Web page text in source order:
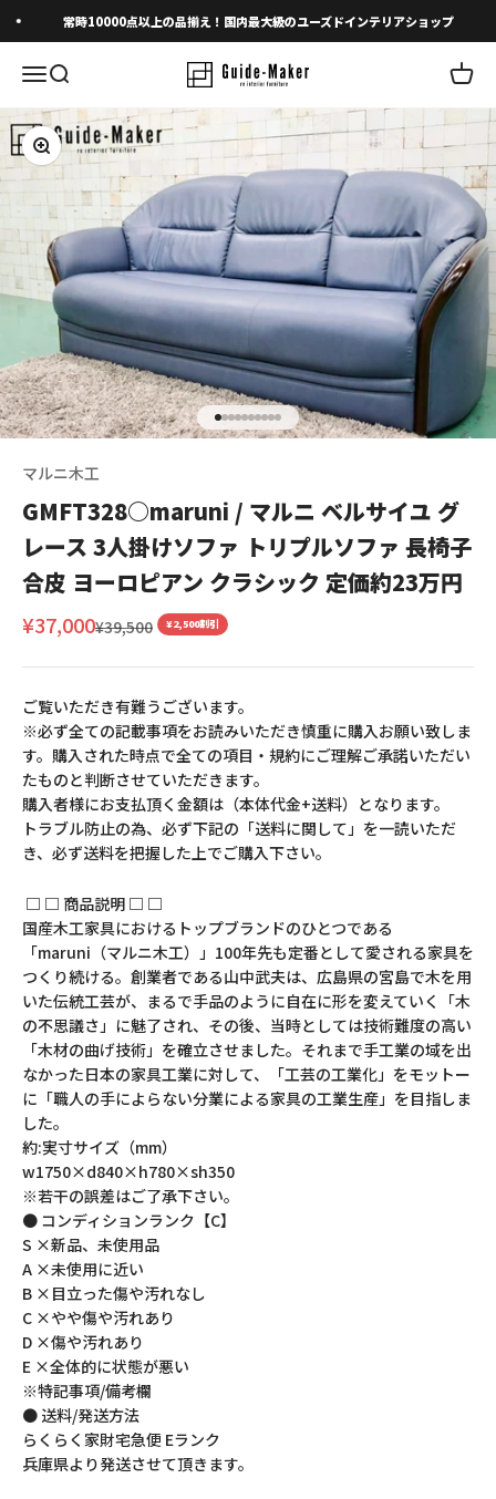
コンテンツへスキップ
常時10000点以上の品揃え！国内最大級のユーズドインテリアショップ
メニューを開く
検索を開く カー
ズームイン
I18n Error: Missing interpolation
I18n Error: Missing interpolation
I18n Error: Missing interpolation
I18n Error: Missing interpolation
I18n Error: Missing interpolation
I18n Error: Missing interpolation
I18n Error: Missing
I18n Error: Missing
I18n Error: Missing
I18n Error: Missing
マルニ木工
GMFT328○maruni / マルニ ベルサイユ グ
レース 3人掛けソファ トリプルソファ 長椅子
合皮 ヨーロピアン クラシック 定価約23万円
セール価格
¥37,000通常価格
¥39,500 ¥2,500割引
ご覧いただき有難うございます。
※必ず全ての記載事項をお読みいただき慎重に購入お願い致しま
す。購入された時点で全ての項目・規約にご理解ご承諾いただい
たものと判断させていただきます。
購入者様にお支払頂く金額は（本体代金+送料）となります。
トラブル防止の為、必ず下記の「送料に関して」を一読いただ
き、必ず送料を把握した上でご購入下さい。
□ □ 商品説明 □ □
国産木工家具におけるトップブランドのひとつである
「maruni（マルニ木工）」100年先も定番として愛される家具を
つくり続ける。創業者である山中武夫は、広島県の宮島で木を用
いた伝統工芸が、まるで手品のように自在に形を変えていく「木
の不思議さ」に魅了され、その後、当時としては技術難度の高い
「木材の曲げ技術」を確立させました。それまで手工業の域を出
なかった日本の家具工業に対して、「工芸の工業化」をモットー
に「職人の手によらない分業による家具の工業生産」を目指しま
した。
約:実寸サイズ（mm）
w1750×d840×h780×sh350
※若干の誤差はご了承下さい。
● コンディションランク【C】
S ×新品、未使用品
A ×未使用に近い
B ×目立った傷や汚れなし
C ×やや傷や汚れあり
D ×傷や汚れあり
E ×全体的に状態が悪い
※特記事項/備考欄
● 送料/発送方法
らくらく家財宅急便 Eランク
兵庫県より発送させて頂きます。